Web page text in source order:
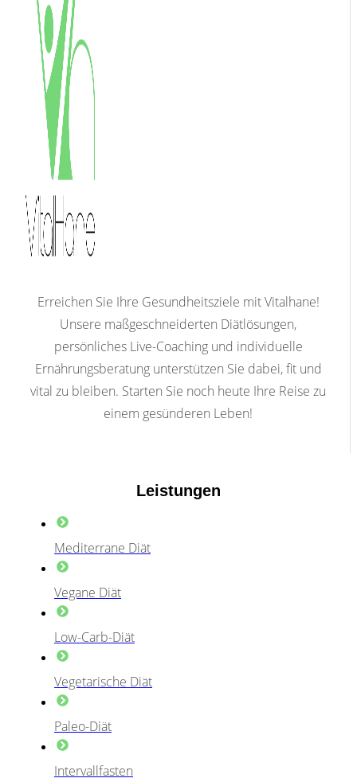
Erreichen Sie Ihre Gesundheitsziele mit Vitalhane!
Unsere maßgeschneiderten Diätlösungen,
persönliches Live-Coaching und individuelle
Ernährungsberatung unterstützen Sie dabei, fit und
vital zu bleiben. Starten Sie noch heute Ihre Reise zu
einem gesünderen Leben!
Leistungen
Mediterrane Diät
Vegane Diät
Low-Carb-Diät
Vegetarische Diät
Paleo-Diät
Intervallfasten